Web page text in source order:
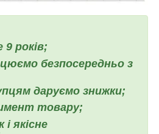
9 років;
безпосередньо з
даруємо знижки;
товару;
якісне